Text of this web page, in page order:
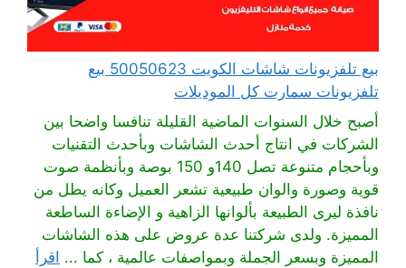
بيع تلفزيونات شاشات الكويت 50050623 بيع
تلفزيونات سمارت كل الموديلات
أصبح خلال السنوات الماضية القليلة تنافسا واضحا بين
الشركات في انتاج أحدث الشاشات وبأحدث التقنيات
وبأحجام متنوعة تصل 140و 150 بوصة وبأنظمة صوت
قوية وصورة والوان طبيعية تشعر العميل وكانه يطل من
نافذة ليرى الطبيعة بألوانها الزاهية و الإضاءة الساطعة
المميزة. ولدى شركتنا عدة عروض على هذه الشاشات
المميزة وبسعر الجملة وبمواصفات عالمية ، كما ... اقرأ